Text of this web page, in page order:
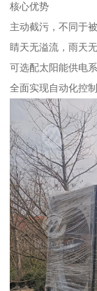
核心优势
主动截污，不同于
睛天无溢流，雨天
可选配太阳能供电
全面实现自动化控制